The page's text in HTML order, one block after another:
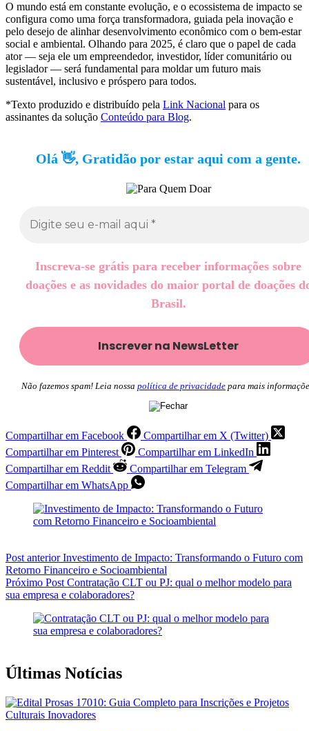
O mundo está em constante evolução, e o ecossistema de impacto se
configura como uma força transformadora, guiada pela inovação e
pelo desejo de alinhar desenvolvimento econômico com o bem-estar
social e ambiental. Olhando para 2025, é claro que o papel de cada
ator — seja ele um empreendedor, investidor, líder comunitário ou
legislador — será fundamental para moldar um futuro mais
sustentável, inclusivo e próspero para todos.
*Texto produzido e distribuído pela Link Nacional para os
assinantes da solução Conteúdo para Blog.
Olá 👋, Gratidão por estar aqui com a gente.
Inscreva-se grátis para receber informações sobre
doações e as novidades do maior portal de doações
Brasil.
Não fazemos spam! Leia nossa política de privacidade para mais
Compartilhar em Facebook
Compartilhar em X (Twitter)
Compartilhar em Pinterest
Compartilhar em LinkedIn
Compartilhar em Reddit
Compartilhar em Telegram
Compartilhar em WhatsApp
Post anteriorInvestimento de Impacto: Transformando o Futuro com
Retorno Financeiro e Socioambiental
Próximo Post Contratação CLT ou PJ: qual o melhor modelo para
sua empresa e colaboradores?
Últimas Notícias